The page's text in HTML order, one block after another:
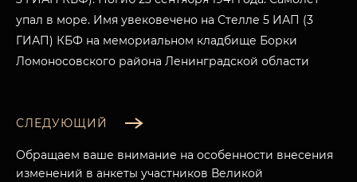
упал в море. Имя увековечено на Стелле 5 ИАП (3
ГИАП) КБФ на мемориальном кладбище Борки
Ломоносовского района Ленинградской области
СЛЕДУЮЩИЙ
Обращаем ваше внимание на особенности внесения
изменений в анкеты участников Великой